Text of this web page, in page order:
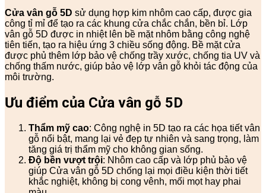
Cửa vân gỗ 5D sử dụng hợp kim nhôm cao cấp, được gia
công tỉ mỉ để tạo ra các khung cửa chắc chắn, bền bỉ. Lớp
vân gỗ 5D được in nhiệt lên bề mặt nhôm bằng công nghệ
tiên tiến, tạo ra hiệu ứng 3 chiều sống động. Bề mặt cửa
được phủ thêm lớp bảo vệ chống trầy xước, chống tia UV và
chống thấm nước, giúp bảo vệ lớp vân gỗ khỏi tác động của
môi trường.
Ưu điểm của Cửa vân gỗ 5D
Thẩm mỹ cao: Công nghệ in 5D tạo ra các họa tiết vân
gỗ nổi bật, mang lại vẻ đẹp tự nhiên và sang trọng, làm
tăng giá trị thẩm mỹ cho không gian sống.
Độ bền vượt trội: Nhôm cao cấp và lớp phủ bảo vệ
giúp Cửa vân gỗ 5D chống lại mọi điều kiện thời tiết
khắc nghiệt, không bị cong vênh, mối mọt hay phai